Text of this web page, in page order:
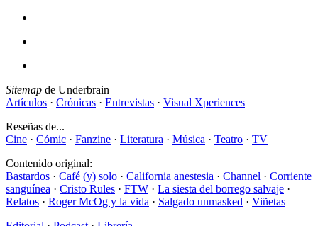
Sitemap de Underbrain
Artículos · Crónicas · Entrevistas · Visual Xperiences
Reseñas de...
Cine · Cómic · Fanzine · Literatura · Música · Teatro · TV
Contenido original:
Bastardos · Café (y) solo · California anestesia · Channel · Corriente
sanguínea · Cristo Rules · FTW · La siesta del borrego salvaje ·
Relatos · Roger McOg y la vida · Salgado unmasked · Viñetas